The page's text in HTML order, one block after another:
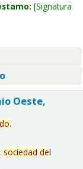
Signatura
Oeste,
.
sociedad del